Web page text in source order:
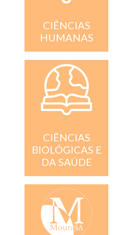
CIÊNCIAS
HUMANAS
CIÊNCIAS
BIOLÓGICAS E
DA SAÚDE